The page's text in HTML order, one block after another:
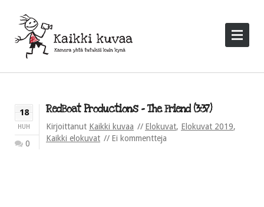
18
HUH
0
RedBoat Productions – The Friend (3:37)
Kirjoittanut Kaikki kuvaa Elokuvat, Elokuvat 2019,
Kaikki elokuvat
Ei kommentteja